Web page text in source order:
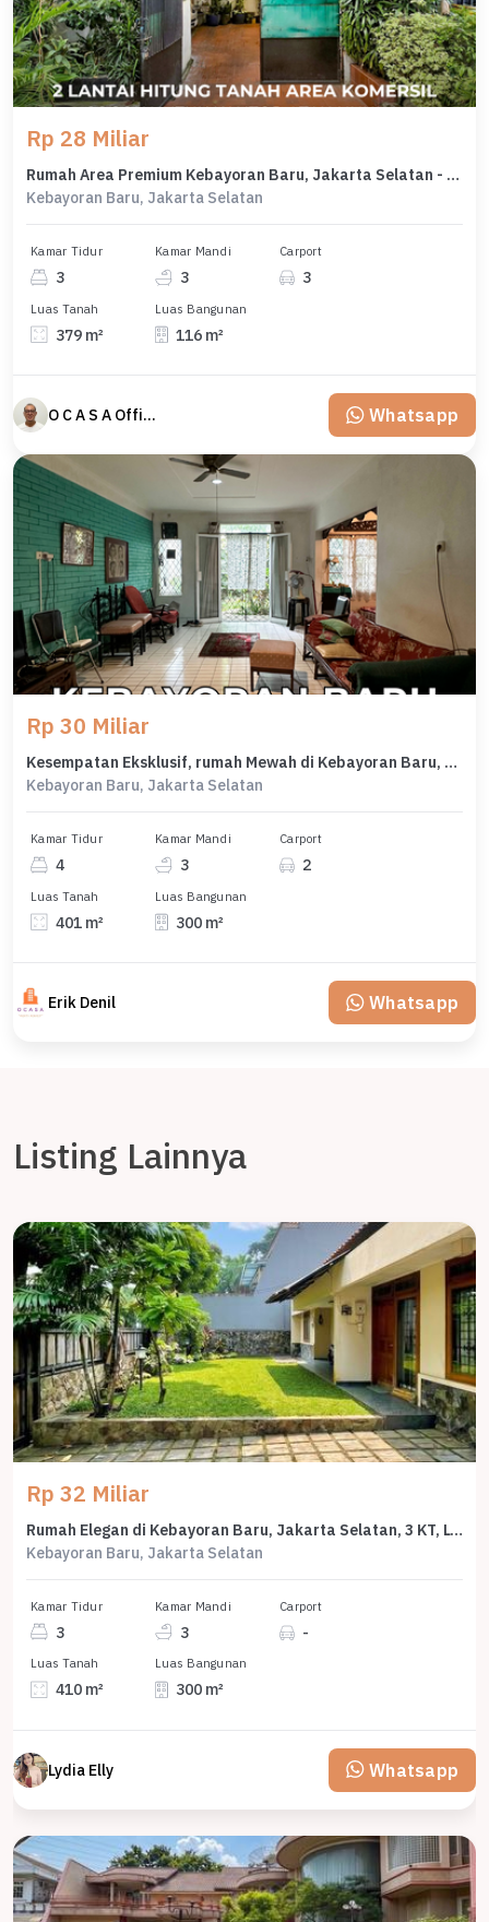
Rp 28 Miliar
Rumah Area Premium Kebayoran Baru, Jakarta Selatan - Harga Menarik 28 Miliar
Kebayoran Baru, Jakarta Selatan
Kamar Tidur
3
Kamar Mandi
3
Carport
3
Luas Tanah
379 m²
Luas Bangunan
116 m²
O C A S A Official property perfected Whatsapp
Rp 30 Miliar
Kesempatan Eksklusif, rumah Mewah di Kebayoran Baru, Jakarta Selatan, LB 300m²
Kebayoran Baru, Jakarta Selatan
Kamar Tidur
4
Kamar Mandi
3
Carport
2
Luas Tanah
401 m²
Luas Bangunan
300 m²
Erik Denil Whatsapp
Listing Lainnya
Rp 32 Miliar
Rumah Elegan di Kebayoran Baru, Jakarta Selatan, 3 KT, LT 410m²
Kebayoran Baru, Jakarta Selatan
Kamar Tidur
3
Kamar Mandi
3
Carport
-
Luas Tanah
410 m²
Luas Bangunan
300 m²
Lydia Elly Whatsapp